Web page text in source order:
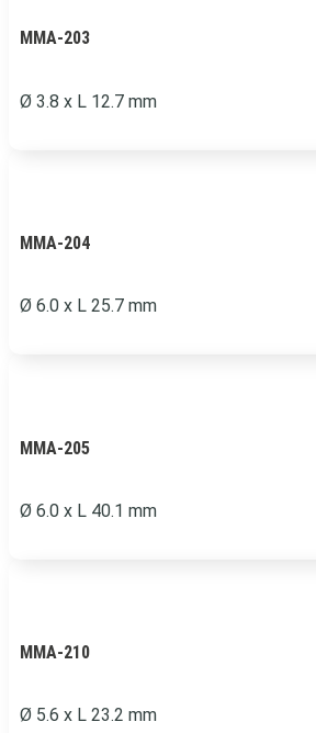
MMA-203
Ø 3.8 x L 12.7 mm
MMA-204
Ø 6.0 x L 25.7 mm
MMA-205
Ø 6.0 x L 40.1 mm
MMA-210
Ø 5.6 x L 23.2 mm